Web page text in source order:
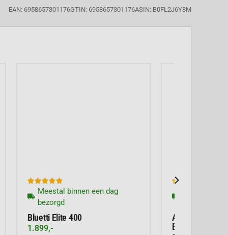
EAN: 6958657301176GTIN: 6958657301176ASIN: B0FL2J6Y8M

Meestal binnen een dag
bezorgd
DJI Power 1000 Mini
579,-